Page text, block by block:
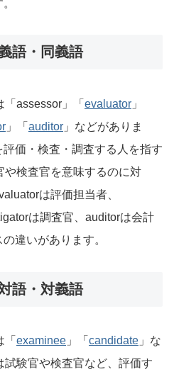
語・同義語
「assessor」「 evaluator 」
」「 auditor 」などがありま
価・検査・調査する人を指す
検査官を意味するのに対
は評価担当者、
は調査官、auditorは会計
違いがあります。
語・対義語
examinee 」「 candidate 」な
試験官や検査官など、評価す